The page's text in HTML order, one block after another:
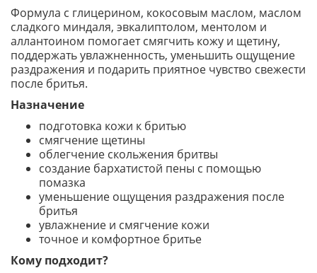
Формула с глицерином, кокосовым маслом, маслом
сладкого миндаля, эвкалиптолом, ментолом и
аллантоином помогает смягчить кожу и щетину,
поддержать увлажненность, уменьшить ощущение
раздражения и подарить приятное чувство свежести
после бритья.
Назначение
подготовка кожи к бритью
смягчение щетины
облегчение скольжения бритвы
создание бархатистой пены с помощью
помазка
уменьшение ощущения раздражения после
бритья
увлажнение и смягчение кожи
точное и комфортное бритье
Кому подходит?